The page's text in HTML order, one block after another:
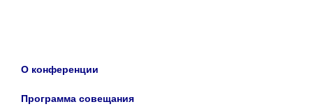
О конференции
Программа совещания